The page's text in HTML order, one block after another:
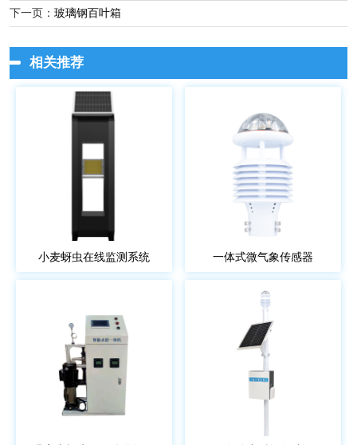
下一页： 玻璃钢百叶箱
相关推荐
小麦蚜虫在线监测系统 一体式微气象传感器